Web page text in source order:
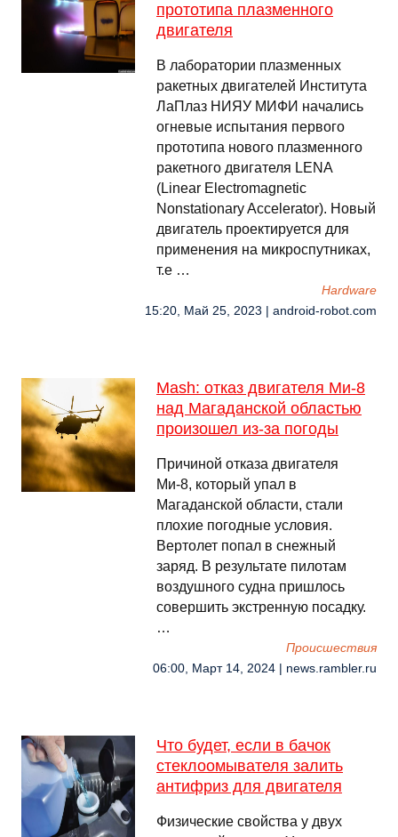
прототипа плазменного
двигателя
В лаборатории плазменных
ракетных двигателей Института
ЛаПлаз НИЯУ МИФИ начались
огневые испытания первого
прототипа нового плазменного
ракетного двигателя LENA
(Linear Electromagnetic
Nonstationary Accelerator). Новый
двигатель проектируется для
применения на микроспутниках,
т.е …
Hardware
15:20, Май 25, 2023 | android-robot.com
Mash: отказ двигателя Ми-8
над Магаданской областью
произошел из-за погоды
Причиной отказа двигателя
Ми-8, который упал в
Магаданской области, стали
плохие погодные условия.
Вертолет попал в снежный
заряд. В результате пилотам
воздушного судна пришлось
совершить экстренную посадку.
…
Происшествия
06:00, Март 14, 2024 | news.rambler.ru
Что будет, если в бачок
стеклоомывателя залить
антифриз для двигателя
Физические свойства у двух